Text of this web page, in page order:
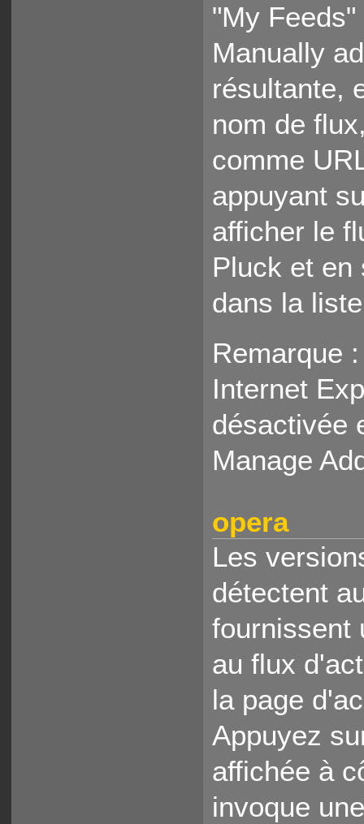
"My
Manually
résultante,
nom de
comme
appuyant
afficher le
Pluck et en
dans la
Remarque
Internet
désactivée
Manage
opera
Les
détectent
fournissent
au flux
la page
Appuyez
affichée à
invoque